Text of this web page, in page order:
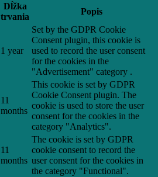
Dĺžka
trvania
Popis
1 year
Set by the GDPR Cookie
Consent plugin, this cookie is
used to record the user consent
for the cookies in the
"Advertisement" category .
11
months
This cookie is set by GDPR
Cookie Consent plugin. The
cookie is used to store the user
consent for the cookies in the
category "Analytics".
11
months
The cookie is set by GDPR
cookie consent to record the
user consent for the cookies in
the category "Functional".